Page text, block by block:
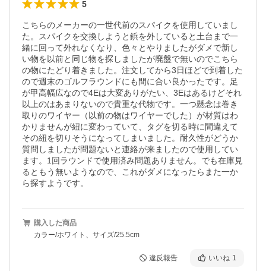
5
こちらのメーカーの一世代前のスパイクを使用していまし
た。スパイクを交換しようと鋲を外していると土台まで一
緒に回って外れなくなり、色々とやりましたがダメで新し
い物を以前と同じ物を探しましたが廃盤で無いのでこちら
の物にたどり着きました。注文してから3日ほどで到着した
ので週末のゴルフラウンドにも間に合い良かったです。足
が甲高幅広なので4Eは大変ありがたい、3Eはあるけどそれ
以上のはあまりないので貴重な代物です。一つ懸念は巻き
取りのワイヤー（以前の物はワイヤーでした）が材質はわ
かりませんが紐に変わっていて、タグを切る時に間違えて
その紐を切りそうになってしまいました。耐久性がどうか
質問しましたが問題ないと連絡が来ましたので使用してい
ます。1回ラウンドで使用済み問題ありません。でも在庫見
るともう無いようなので、これがダメになったらまた一か
ら探すようです。
購入した商品
カラー/ホワイト、サイズ/25.5cm
違反報告 いいね 1